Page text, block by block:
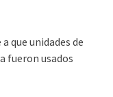
que unidades de
fueron usados